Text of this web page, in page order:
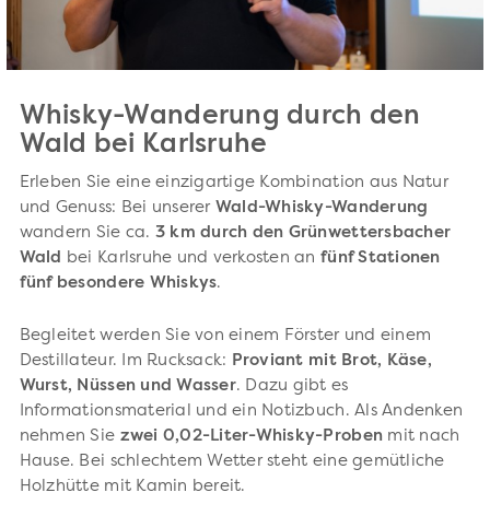
Whisky-Wanderung durch den
Wald bei Karlsruhe
Erleben Sie eine einzigartige Kombination aus Natur
und Genuss: Bei unserer Wald-Whisky-Wanderung
wandern Sie ca. 3 km durch den Grünwettersbacher
Wald bei Karlsruhe und verkosten anfünf Stationen
fünf besondere Whiskys.
Begleitet werden Sie von einem Förster und einem
Destillateur. Im Rucksack: Proviant mit Brot, Käse,
Wurst, Nüssen und Wasser. Dazu gibt es
Informationsmaterial und ein Notizbuch. Als Andenken
nehmen Sie zwei 0,02-Liter-Whisky-Proben mit nach
Hause. Bei schlechtem Wetter steht eine gemütliche
Holzhütte mit Kamin bereit.